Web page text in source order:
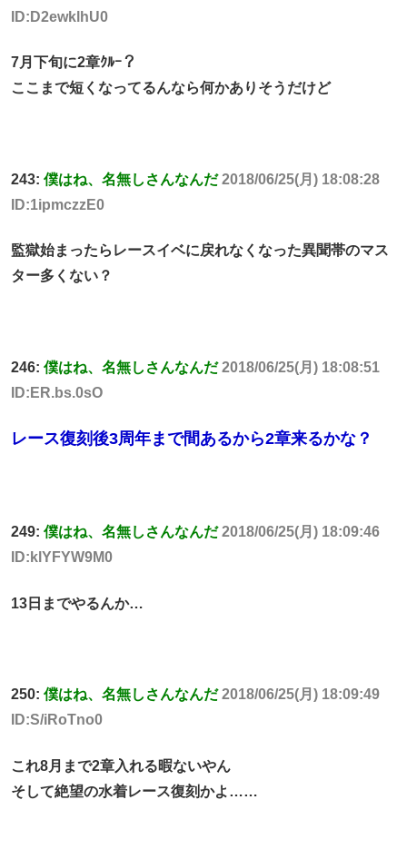
ID:D2ewklhU0
7月下旬に2章ｸﾙｰ？
ここまで短くなってるんなら何かありそうだけど
243: 僕はね、名無しさんなんだ 2018/06/25(月) 18:08:28
ID:1ipmczzE0
監獄始まったらレースイベに戻れなくなった異聞帯のマス
ター多くない？
246: 僕はね、名無しさんなんだ 2018/06/25(月) 18:08:51
ID:ER.bs.0sO
レース復刻後3周年まで間あるから2章来るかな？
249: 僕はね、名無しさんなんだ 2018/06/25(月) 18:09:46
ID:klYFYW9M0
13日までやるんか…
250: 僕はね、名無しさんなんだ 2018/06/25(月) 18:09:49
ID:S/iRoTno0
これ8月まで2章入れる暇ないやん
そして絶望の水着レース復刻かよ……